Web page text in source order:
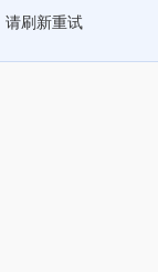
请刷新重试